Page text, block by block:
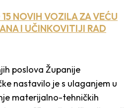
NOVIH VOZILA ZA VEĆU
I UČINKOVITIJI RAD
poslova Županije
nastavilo je s ulaganjem u
materijalno-tehničkih